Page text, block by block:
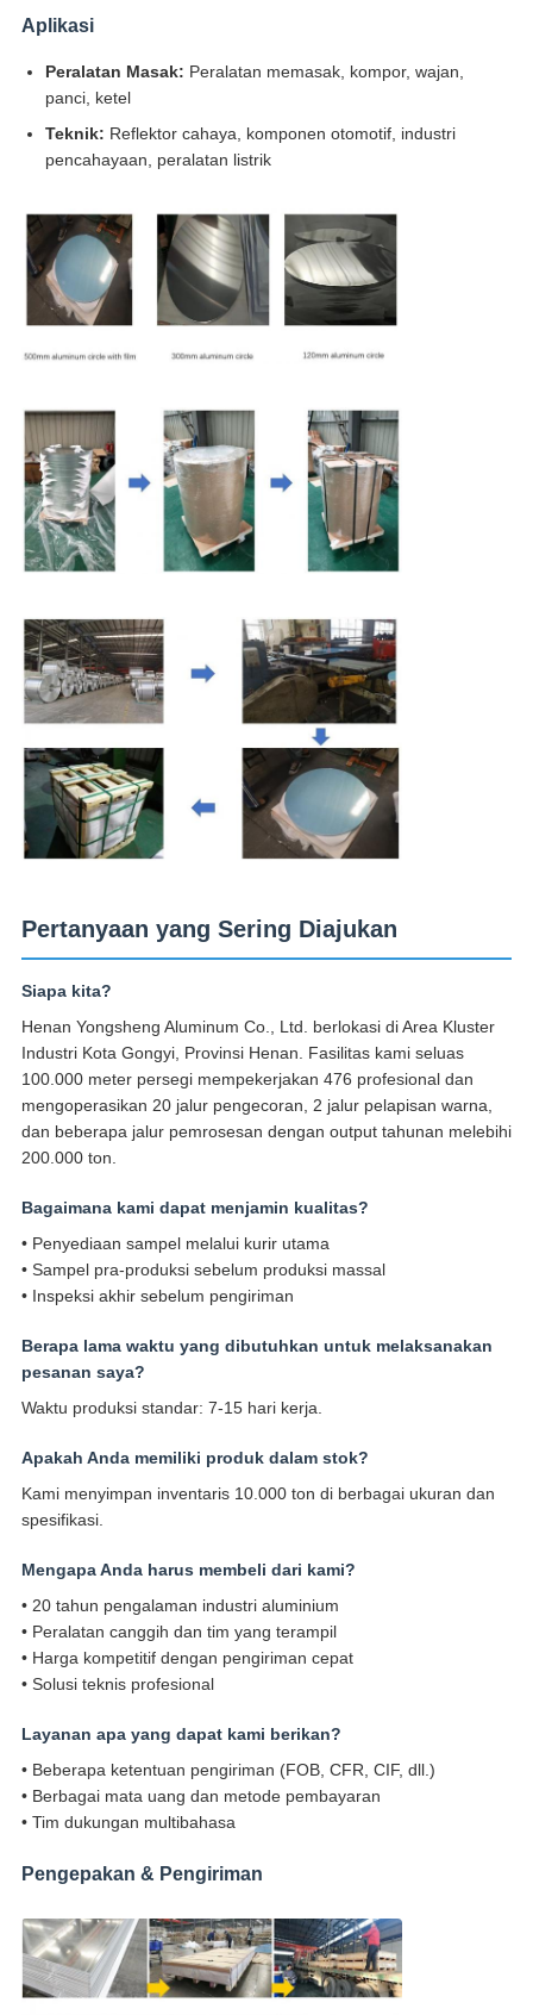
Aplikasi
Peralatan Masak: Peralatan memasak, kompor, wajan,
panci, ketel
Teknik: Reflektor cahaya, komponen otomotif, industri
pencahayaan, peralatan listrik
Pertanyaan yang Sering Diajukan
Siapa kita?
Henan Yongsheng Aluminum Co., Ltd. berlokasi di Area Kluster
Industri Kota Gongyi, Provinsi Henan. Fasilitas kami seluas
100.000 meter persegi mempekerjakan 476 profesional dan
mengoperasikan 20 jalur pengecoran, 2 jalur pelapisan warna,
dan beberapa jalur pemrosesan dengan output tahunan melebihi
200.000 ton.
Bagaimana kami dapat menjamin kualitas?
• Penyediaan sampel melalui kurir utama
• Sampel pra-produksi sebelum produksi massal
• Inspeksi akhir sebelum pengiriman
Berapa lama waktu yang dibutuhkan untuk melaksanakan
pesanan saya?
Waktu produksi standar: 7-15 hari kerja.
Apakah Anda memiliki produk dalam stok?
Kami menyimpan inventaris 10.000 ton di berbagai ukuran dan
spesifikasi.
Mengapa Anda harus membeli dari kami?
• 20 tahun pengalaman industri aluminium
• Peralatan canggih dan tim yang terampil
• Harga kompetitif dengan pengiriman cepat
• Solusi teknis profesional
Layanan apa yang dapat kami berikan?
• Beberapa ketentuan pengiriman (FOB, CFR, CIF, dll.)
• Berbagai mata uang dan metode pembayaran
• Tim dukungan multibahasa
Pengepakan & Pengiriman